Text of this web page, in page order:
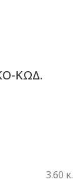
ΚΩΔ.
3.60 κ.